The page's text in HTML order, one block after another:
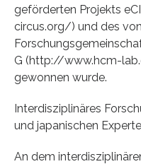
geförderten Projekts
circus.org/) und des
G (http://www.hcm-
gewonnen wurde.
Interdisziplinäres
und japanischen
An dem